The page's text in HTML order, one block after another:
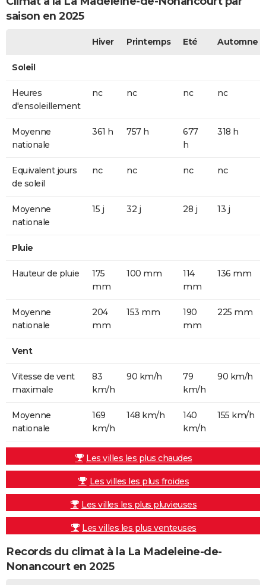
saison en 2025
Hiver Printemps Eté Automne
Soleil
Heures
d'ensoleillement
nc nc nc nc
Moyenne
nationale
361 h 757 h
677
h
318 h
Equivalent jours
de soleil
nc nc nc nc
Moyenne
nationale
15 j 32 j 28 j 13 j
Pluie
Hauteur de pluie
175
mm
100 mm
114
mm
136 mm
Moyenne
nationale
204
mm
153 mm
190
mm
225 mm
Vent
Vitesse de vent
maximale
83
km/h
90 km/h
79
km/h
90 km/h
Moyenne
nationale
169
km/h
148 km/h
140
km/h
155 km/h
Les villes les plus chaudes
Les villes les plus froides
Les villes les plus pluvieuses
Les villes les plus venteuses
Records du climat à la La Madeleine-de-
Nonancourt en 2025